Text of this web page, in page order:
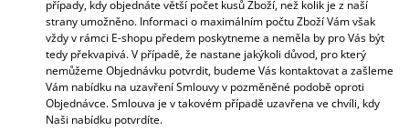
případy, kdy objednáte větší počet kusů Zboží, než kolik je z naší
strany umožněno. Informaci o maximálním počtu Zboží Vám však
vždy v rámci E-shopu předem poskytneme a neměla by pro Vás být
tedy překvapivá. V případě, že nastane jakýkoli důvod, pro který
nemůžeme Objednávku potvrdit, budeme Vás kontaktovat a zašleme
Vám nabídku na uzavření Smlouvy v pozměněné podobě oproti
Objednávce. Smlouva je v takovém případě uzavřena ve chvíli, kdy
Naši nabídku potvrdíte.